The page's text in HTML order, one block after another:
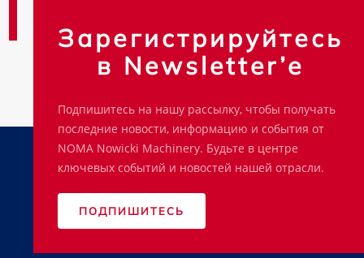
Зарегистрируйтесь
в Newsletter’e
Подпишитесь на нашу рассылку, чтобы получать
последние новости, информацию и события от
NOMA Nowicki Machinery. Будьте в центре
ключевых событий и новостей нашей отрасли.
ПОДПИШИТЕСЬ